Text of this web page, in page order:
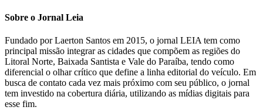
Sobre o Jornal Leia
Fundado por Laerton Santos em 2015, o jornal LEIA tem como
principal missão integrar as cidades que compõem as regiões do
Litoral Norte, Baixada Santista e Vale do Paraíba, tendo como
diferencial o olhar crítico que define a linha editorial do veículo. Em
busca de contato cada vez mais próximo com seu público, o jornal
tem investido na cobertura diária, utilizando as mídias digitais para
esse fim.